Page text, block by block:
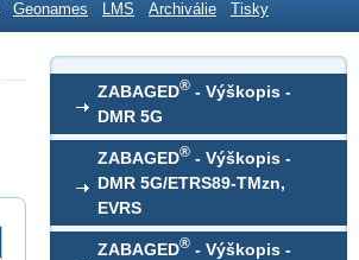
Geonames LMS Archiválie Tisky
ZABAGED® - Výškopis -
DMR 5G
ZABAGED® - Výškopis -
DMR 5G/ETRS89-TMzn,
EVRS
ZABAGED® - Výškopis -